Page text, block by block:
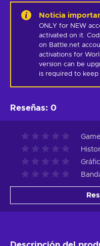
Noticia
ONLY for NEW
activated on it.
on Battle.net
activations for
version can be
is required to keep
Reseñas: 0